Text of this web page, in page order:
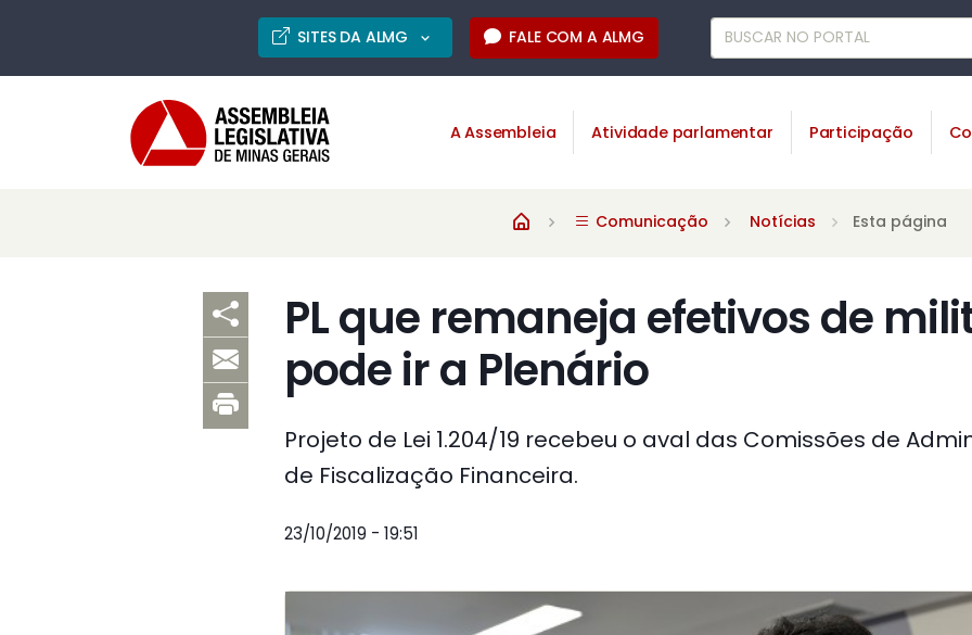
SITES DA ALMG FALE COM A ALMG
A Assembleia Atividade parlamentar Participação
Comunicação Notícias Esta página
PL que remaneja efetivos de
pode ir a Plenário
Projeto de Lei 1.204/19 recebeu o aval das Comissões de
de Fiscalização Financeira.
23/10/2019 - 19:51